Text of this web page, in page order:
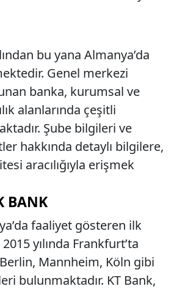
bu yana Almanya’da
Genel merkezi
banka, kurumsal ve
alanlarında çeşitli
Şube bilgileri ve
hakkında detaylı bilgilere,
aracılığıyla erişmek
BANK
faaliyet gösteren ilk
yılında Frankfurt’ta
Mannheim, Köln gibi
bulunmaktadır. KT Bank,